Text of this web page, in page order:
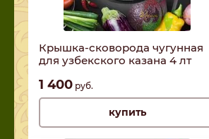
Крышка-сковорода чугунная
для узбекского казана 4 лт
1 400 руб.
купить